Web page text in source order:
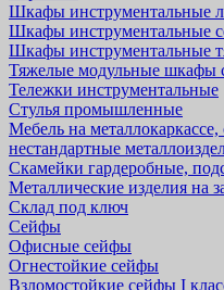
Шкафы инструментальные
Шкафы инструментальные
Шкафы инструментальные
Тяжелые модульные шкафы
Тележки инструментальные
Стулья промышленные
Мебель на
нестандартные
Скамейки гардеробные,
Металлические изделия на
Склад под ключ
Сейфы
Офисные сейфы
Огнестойкие сейфы
Взломостойкие сейфы I